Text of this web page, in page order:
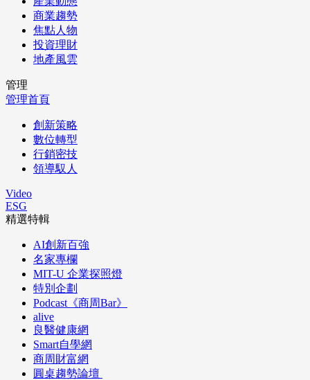
商業趨勢
焦點人物
投資理財
地產風雲
管理
管理首頁
創新策略
數位轉型
行銷密技
領導馭人
Video
ESG
精選特輯
AI創新百強
名家專欄
MIT-U 企業探照燈
特別企劃
Podcast《商周Bar》
alive
良醫健康網
Smart自學網
商周財富網
圓桌趨勢論壇